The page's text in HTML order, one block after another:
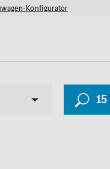
Konfigurator
15